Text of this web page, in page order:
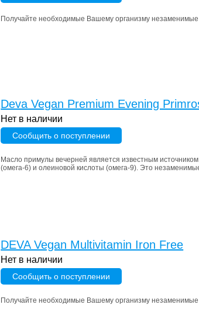
Получайте необходимые Вашему организму
Deva Vegan Premium Evening
Нет в наличии
Сообщить о поступлении
Масло примулы вечерней является известным
(омега-6) и олеиновой кислоты (омега-9). Это
DEVA Vegan Multivitamin Iron Free
Нет в наличии
Сообщить о поступлении
Получайте необходимые Вашему организму